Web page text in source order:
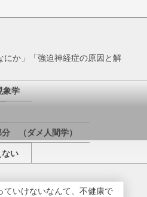
か」「強迫神経症の原因と解
象学
分 （ダメ人間学）
ない
ていけないなんて、不健康で